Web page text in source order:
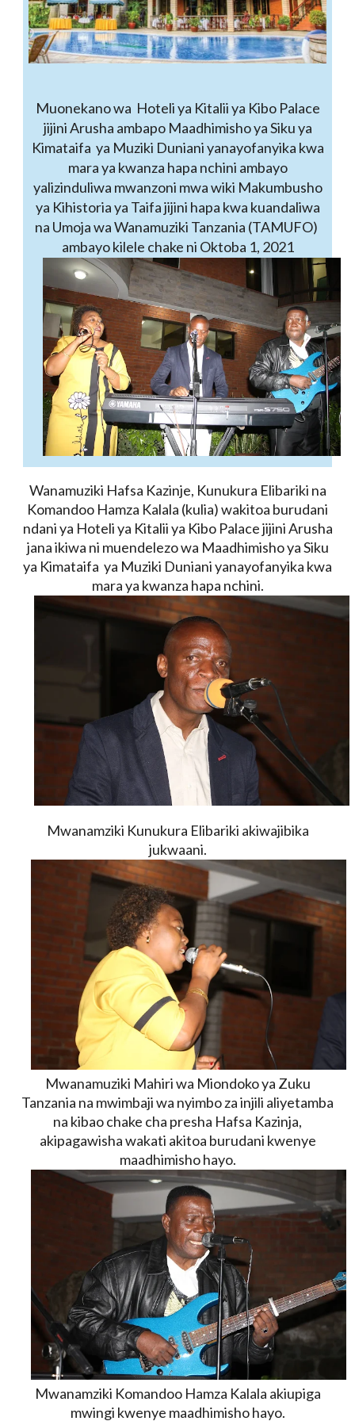
Muonekano wa Hoteli ya Kitalii ya Kibo Palace
jijini Arusha ambapo Maadhimisho ya Siku ya
Kimataifa ya Muziki Duniani yanayofanyika kwa
mara ya kwanza hapa nchini ambayo
yalizinduliwa mwanzoni mwa wiki Makumbusho
ya Kihistoria ya Taifa jijini hapa kwa kuandaliwa
na Umoja wa Wanamuziki Tanzania (TAMUFO)
ambayo kilele chake ni Oktoba 1, 2021
Wanamuziki Hafsa Kazinje, Kunukura Elibariki na
Komandoo Hamza Kalala (kulia) wakitoa burudani
ndani ya Hoteli ya Kitalii ya Kibo Palace jijini Arusha
jana ikiwa ni muendelezo wa Maadhimisho ya Siku
ya Kimataifa ya Muziki Duniani yanayofanyika kwa
mara ya kwanza hapa nchini.
Mwanamziki Kunukura Elibariki akiwajibika
jukwaani.
Mwanamuziki Mahiri wa Miondoko ya Zuku
Tanzania na mwimbaji wa nyimbo za injili aliyetamba
na kibao chake cha presha Hafsa Kazinja,
akipagawisha wakati akitoa burudani kwenye
maadhimisho hayo.
Mwanamziki Komandoo Hamza Kalala akiupiga
mwingi kwenye maadhimisho hayo.